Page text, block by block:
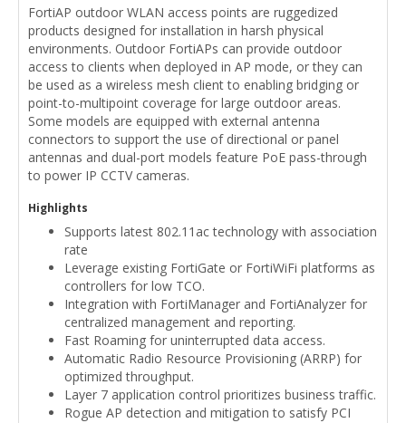
FortiAP outdoor WLAN access points are ruggedized
products designed for installation in harsh physical
environments. Outdoor FortiAPs can provide outdoor
access to clients when deployed in AP mode, or they can
be used as a wireless mesh client to enabling bridging or
point-to-multipoint coverage for large outdoor areas.
Some models are equipped with external antenna
connectors to support the use of directional or panel
antennas and dual-port models feature PoE pass-through
to power IP CCTV cameras.
Highlights
Supports latest 802.11ac technology with association
rate
Leverage existing FortiGate or FortiWiFi platforms as
controllers for low TCO.
Integration with FortiManager and FortiAnalyzer for
centralized management and reporting.
Fast Roaming for uninterrupted data access.
Automatic Radio Resource Provisioning (ARRP) for
optimized throughput.
Layer 7 application control prioritizes business traffic.
Rogue AP detection and mitigation to satisfy PCI